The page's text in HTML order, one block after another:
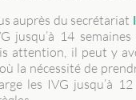
auprès du secrétariat
jusqu’à 14
attention, il peut y
la nécessité de
les IVG jusqu’à